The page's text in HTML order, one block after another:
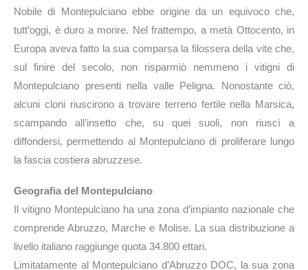
Nobile di Montepulciano ebbe origine da un equivoco che,
tutt’oggi, è duro a morire. Nel frattempo, a metà Ottocento, in
Europa aveva fatto la sua comparsa la filossera della vite che,
sul finire del secolo, non risparmiò nemmeno i vitigni di
Montepulciano presenti nella valle Peligna. Nonostante ciò,
alcuni cloni riuscirono a trovare terreno fertile nella Marsica,
scampando all’insetto che, su quei suoli, non riuscì a
diffondersi, permettendo al Montepulciano di proliferare lungo
la fascia costiera abruzzese.
Geografia del Montepulciano
Il vitigno Montepulciano ha una zona d’impianto nazionale che
comprende Abruzzo, Marche e Molise. La sua distribuzione a
livello italiano raggiunge quota 34.800 ettari.
Limitatamente al Montepulciano d’Abruzzo DOC, la sua zona